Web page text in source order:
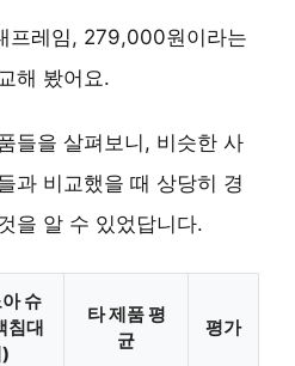
프레임, 279,000원이라는
해 봤어요.
들을 살펴보니, 비슷한 사
과 비교했을 때 상당히 경
을 알 수 있었답니다.
슈
침대
타 제품 평
균
평가